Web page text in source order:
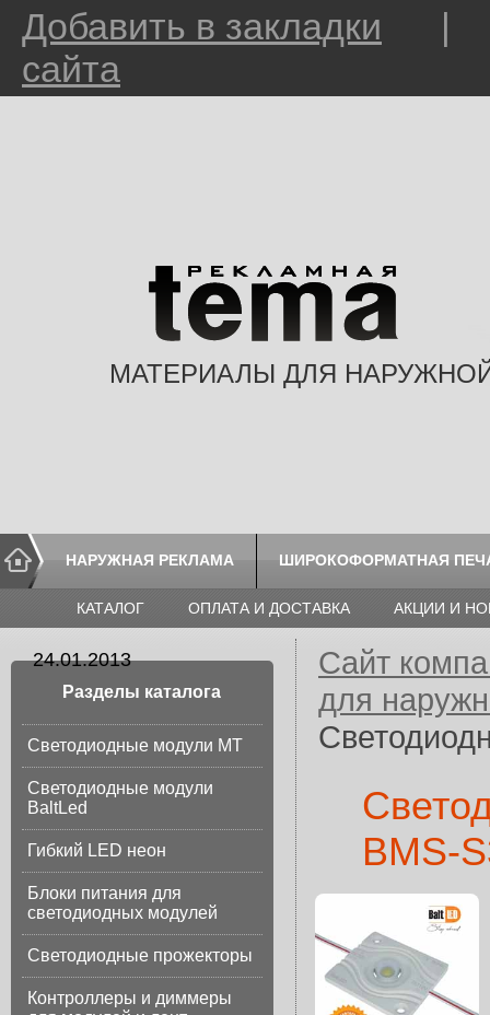
Добавить в закладки
сайта
МАТЕРИАЛЫ ДЛЯ
НАРУЖНАЯ РЕКЛАМА ШИРОКОФОРМАТНАЯ
КАТАЛОГ ОПЛАТА И ДОСТАВКА АКЦИИ И
Разделы каталога
Светодиодные модули МТ
Светодиодные модули
BaltLed
Гибкий LED неон
Блоки питания для
светодиодных модулей
Светодиодные прожекторы
Контроллеры и диммеры
Сайт
для
24.01.2013
BMS-